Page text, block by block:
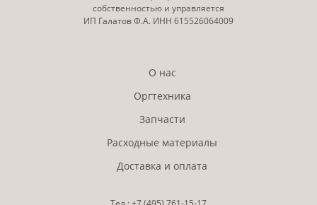
собственностью и управляется
ИП Галатов Ф.А. ИНН 615526064009
О нас
Оргтехника
Запчасти
Расходные материалы
Доставка и оплата